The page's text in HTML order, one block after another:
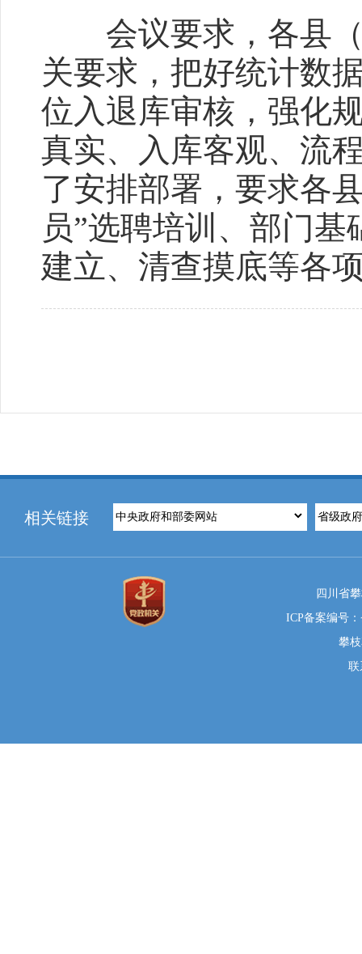
会议要求，各县（
关要求，把好统计数
位入退库审核，强化
真实、入库客观、流
了安排部署，要求各
员”选聘培训、部门
建立、清查摸底等各
相关链接
四川省
ICP备案编号：
攀
联